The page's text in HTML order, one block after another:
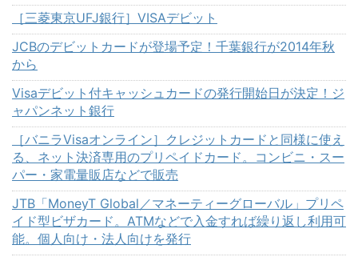
［三菱東京UFJ銀行］VISAデビット
JCBのデビットカードが登場予定！千葉銀行が2014年秋
から
Visaデビット付キャッシュカードの発行開始日が決定！ジ
ャパンネット銀行
［バニラVisaオンライン］クレジットカードと同様に使え
る、ネット決済専用のプリペイドカード。コンビニ・スー
パー・家電量販店などで販売
JTB「MoneyT Global／マネーティーグローバル」プリペ
イド型ビザカード。ATMなどで入金すれば繰り返し利用可
能。個人向け・法人向けを発行